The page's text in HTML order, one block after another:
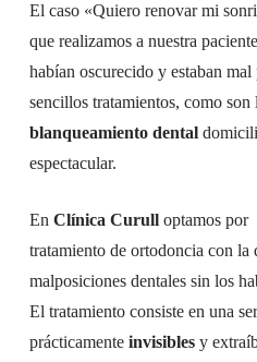
El caso «Quiero renovar mi
que realizamos a nuestra
habían oscurecido y estaban
sencillos tratamientos, como son
blanqueamiento dental
espectacular.
En Clínica Curulloptamos por
tratamiento de ortodoncia con
malposiciones dentales sin los
El tratamiento consiste en una
prácticamenteinvisiblesy